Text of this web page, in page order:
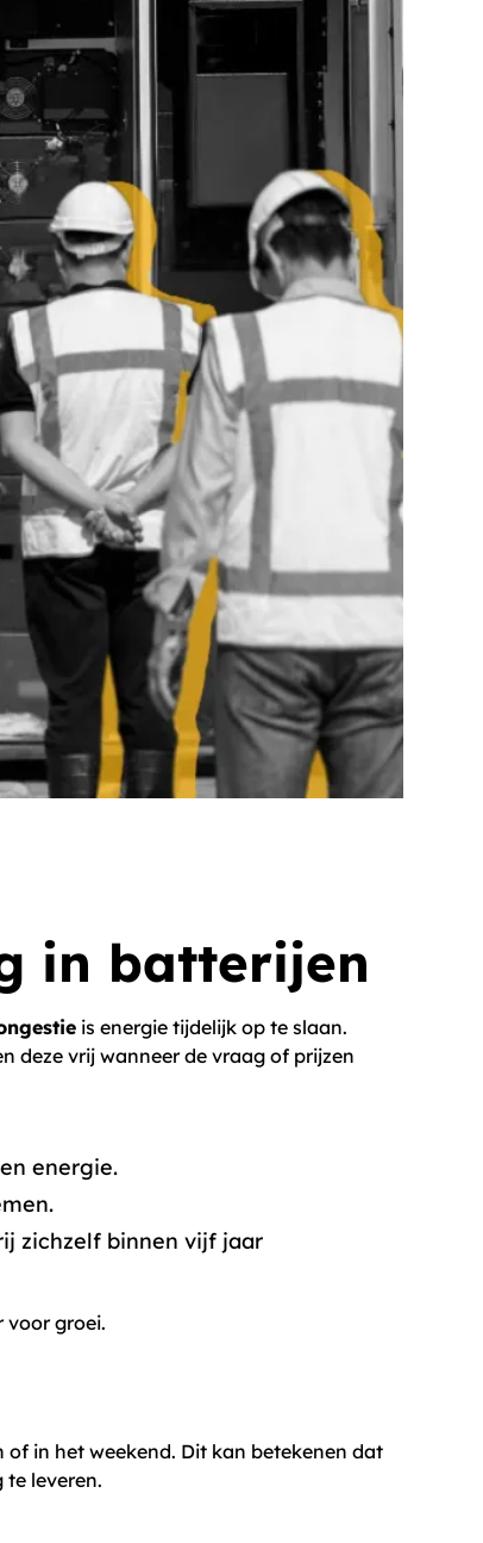
in batterijen
is energie tijdelijk op te slaan.
deze vrij wanneer de vraag of prijzen
energie.
zichzelf binnen vijf jaar
voor groei.
in het weekend. Dit kan betekenen dat
leveren.